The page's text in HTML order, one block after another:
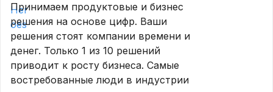
Принимаем продуктовые и бизнес
решения на основе цифр. Ваши
решения стоят компании времени и
денег. Только 1 из 10 решений
приводит к росту бизнеса. Самые
востребованные люди в индустрии